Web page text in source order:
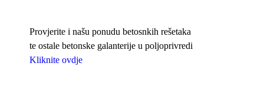
Provjerite i našu ponudu betosnkih rešetaka
te ostale betonske galanterije u poljoprivredi
Kliknite ovdje